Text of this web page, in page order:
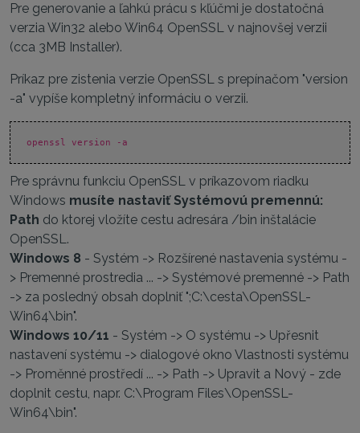
Pre generovanie a ľahkú prácu s kľúčmi je dostatočná
verzia Win32 alebo Win64 OpenSSL v najnovšej verzii
(cca 3MB Installer).
Príkaz pre zistenia verzie OpenSSL s prepínačom "version
-a" vypíše kompletný informáciu o verzii.
openssl version -a
Pre správnu funkciu OpenSSL v príkazovom riadku
Windows musíte nastaviť Systémovú premennú:
Path do ktorej vložíte cestu adresára /bin inštalácie
OpenSSL.
Windows 8 - Systém -> Rozšírené nastavenia systému -
> Premenné prostredia ... -> Systémové premenné -> Path
-> za posledný obsah doplniť ";C:\cesta\OpenSSL-
Win64\bin".
Windows 10/11 - Systém -> O systému -> Upřesnit
nastavení systému -> dialogové okno Vlastnosti systému
-> Proměnné prostředí ... -> Path -> Upravit a Nový - zde
doplnit cestu, napr. C:\Program Files\OpenSSL-
Win64\bin".